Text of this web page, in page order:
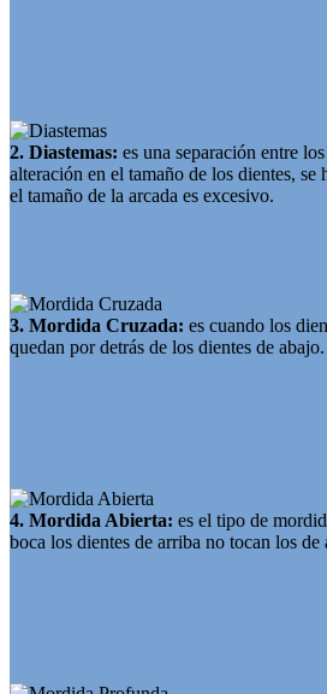
2. Diastemas: es una separación entre
alteración en el tamaño de los dientes,
el tamaño de la arcada es excesivo.
3. Mordida Cruzada: es cuando los
quedan por detrás de los dientes de abajo.
4. Mordida Abierta: es el tipo de
boca los dientes de arriba no tocan los de